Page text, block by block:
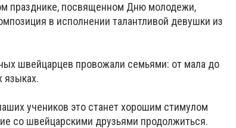
празднике, посвященном Дню молодежи,
в исполнении талантливой девушки из
швейцарцев провожали семьями: от мала до
языках.
учеников это станет хорошим стимулом
со швейцарскими друзьями продолжиться.